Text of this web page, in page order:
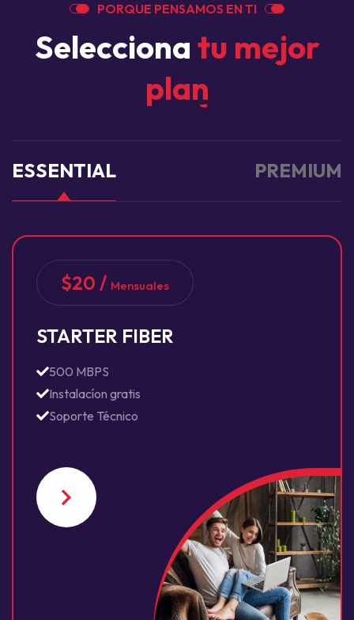
PORQUE PENSAMOS ENTI
Selecciona tu mejor
plan
ESSENTIAL PREMIUM
$20 / Mensuales
STARTER FIBER
500 MBPS
Instalacíon gratis
Soporte Técnico